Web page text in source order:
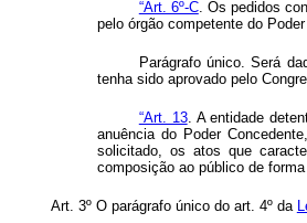
“Art. 6º-C. Os pedidos
pelo órgão competente do
Parágrafo único. Será
tenha sido aprovado pelo
“Art. 13. A entidade
anuência do Poder
solicitado, os atos que
composição ao público de forma
Art. 3º O parágrafo único do art. 4º da